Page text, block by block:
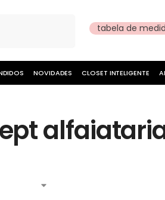
tabela de
NOVIDADES CLOSET INTELIGENTE